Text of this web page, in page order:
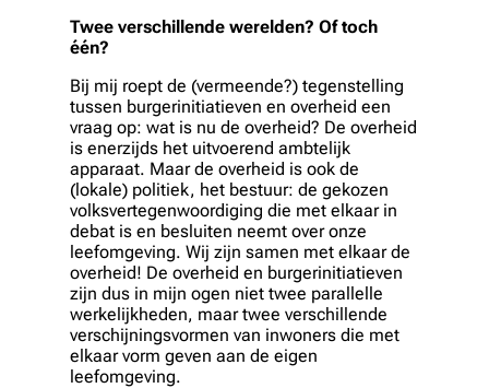
Twee verschillende werelden? Of toch
één?
Bij mij roept de (vermeende?) tegenstelling
tussen burgerinitiatieven en overheid een
vraag op: wat is nu de overheid? De overheid
is enerzijds het uitvoerend ambtelijk
apparaat. Maar de overheid is ook de
(lokale) politiek, het bestuur: de gekozen
volksvertegenwoordiging die met elkaar in
debat is en besluiten neemt over onze
leefomgeving. Wij zijn samen met elkaar de
overheid! De overheid en burgerinitiatieven
zijn dus in mijn ogen niet twee parallelle
werkelijkheden, maar twee verschillende
verschijningsvormen van inwoners die met
elkaar vorm geven aan de eigen
leefomgeving.